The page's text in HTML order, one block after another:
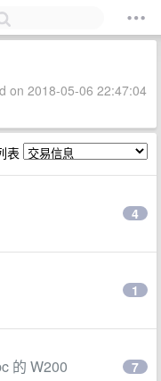
on 2018-05-06 22:47:04
表
4
1
的 W200 7